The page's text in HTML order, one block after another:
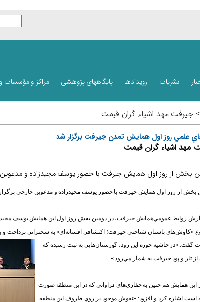
نشریات رویدادها پایگاههای پژوهشی مراکز و مؤسسات
> جيرفت مهد اشياء گران قيمت
علمي روز اول همايش تمدن جيرفت برگزار شد
مهد اشياء گران قيمت
بخش از روز اول همايش جيرفت با حضور يوسف مجيدزاده و مدعوين
بخش از روز اول همايش جيرفت با حضور يوسف مجيدزاده و مدعوين خارجي
روابط عمومي‌همايش جيرفت، در دومين بخش روز اول اين همايش يوسف مجيد
«كاوش‌هاي باستان شناختي جيرفت؛ اكتشافي افسانه‌اي» به سخنراني پرداخت و با
گفت: «در حاشيه حوزه اين رود، گورستان‌هايي به ثبت رسيده كه
تار و پود جيرفت به شمار مي‌رود.»
اين همايش هم چنين به حفاري‌هاي فراواني كه در اين منطقه صورت
است اشاره كرد و افزود: «نقوش موجود بر روي ظروف اين منطقه